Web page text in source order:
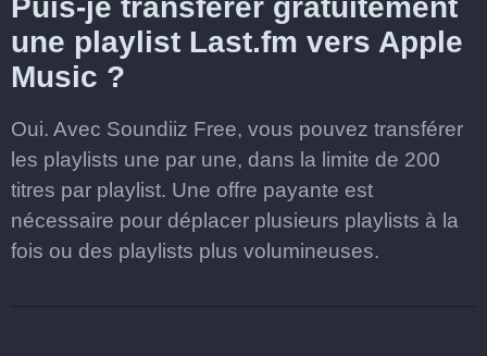
Puis-je transférer gratuitement
une playlist Last.fm vers Apple
Music ?
Oui. Avec Soundiiz Free, vous pouvez transférer
les playlists une par une, dans la limite de 200
titres par playlist. Une offre payante est
nécessaire pour déplacer plusieurs playlists à la
fois ou des playlists plus volumineuses.